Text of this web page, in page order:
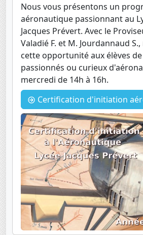
Nous vous présentons un
aéronautique passionnant au
Jacques Prévert. Avec le
Valadié F. et M. Jourdannaud
cette opportunité aux élèves de
passionnés ou curieux
mercredi de 14h à 16h.
Certification d'initiation